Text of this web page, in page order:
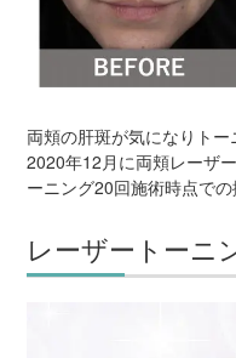
両頬の肝斑が気になりトー
2020年12月に両頬レーザ
ーニング20回施術時点で
レーザートーニ